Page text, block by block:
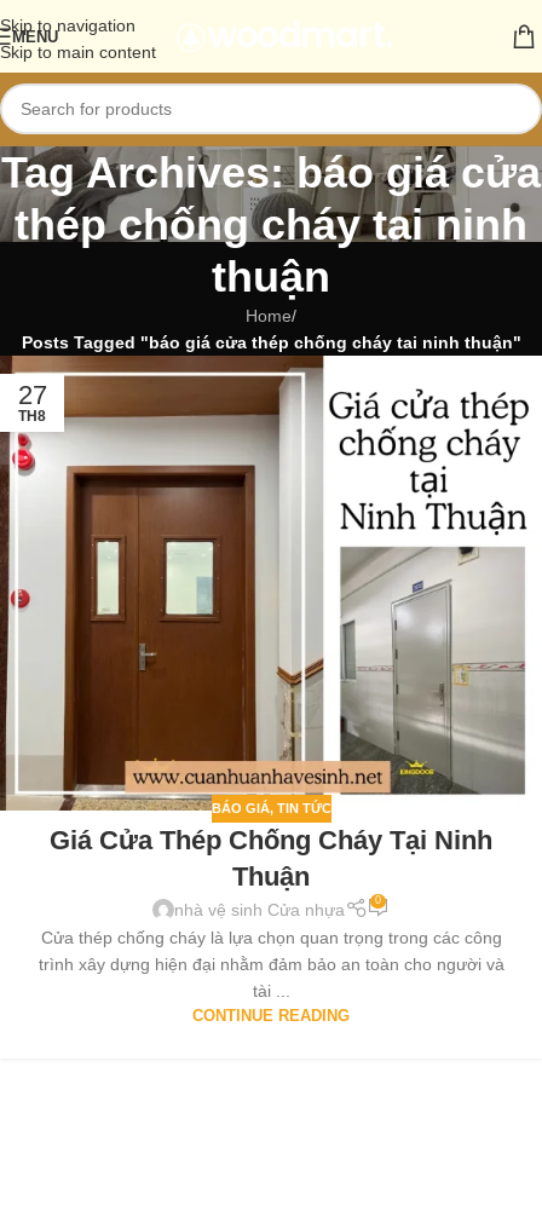
Skip to navigation
Skip to main content
MENU
Tag Archives: báo giá cửa
thép chống cháy tai ninh
thuận
Home/
Posts Tagged "báo giá cửa thép chống cháy tai ninh thuận"
27
TH8
BÁO GIÁ, TIN TỨC
Giá Cửa Thép Chống Cháy Tại Ninh
Thuận
nhà vệ sinh Cửa nhựa 0
Cửa thép chống cháy là lựa chọn quan trọng trong các công
trình xây dựng hiện đại nhằm đảm bảo an toàn cho người và
tài ...
CONTINUE READING